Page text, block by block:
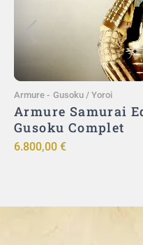
Armure - Gusoku / Yoroi
Armure Samurai
Gusoku Complet
6.800,00 €